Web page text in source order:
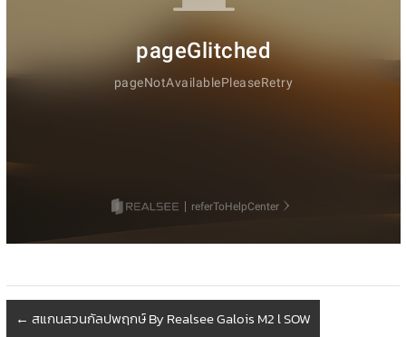
← สแกนสวนกัลปพฤกษ์ By Realsee Galois M2 l SOW